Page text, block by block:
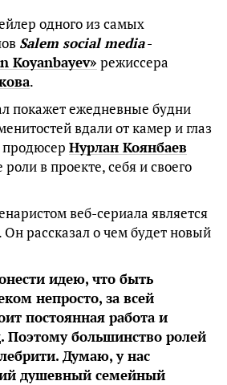
одного из самых
Salem social media-
Koyanbayev» режиссера
.
покажет ежедневные будни
вдали от камер и глаз
продюсер Нурлан Коянбаев
в проекте, себя и своего
веб-сериала является
. Он рассказал о чем будет новый
идею, что быть
непросто, за всей
постоянная работа и
Поэтому большинство ролей
Думаю, у нас
душевный семейный